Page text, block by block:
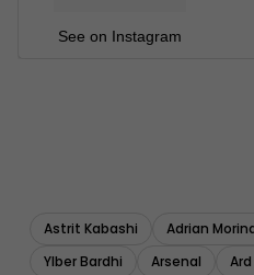
See on Instagram
Astrit Kabashi Adrian
Ylber Bardhi
Arsenal